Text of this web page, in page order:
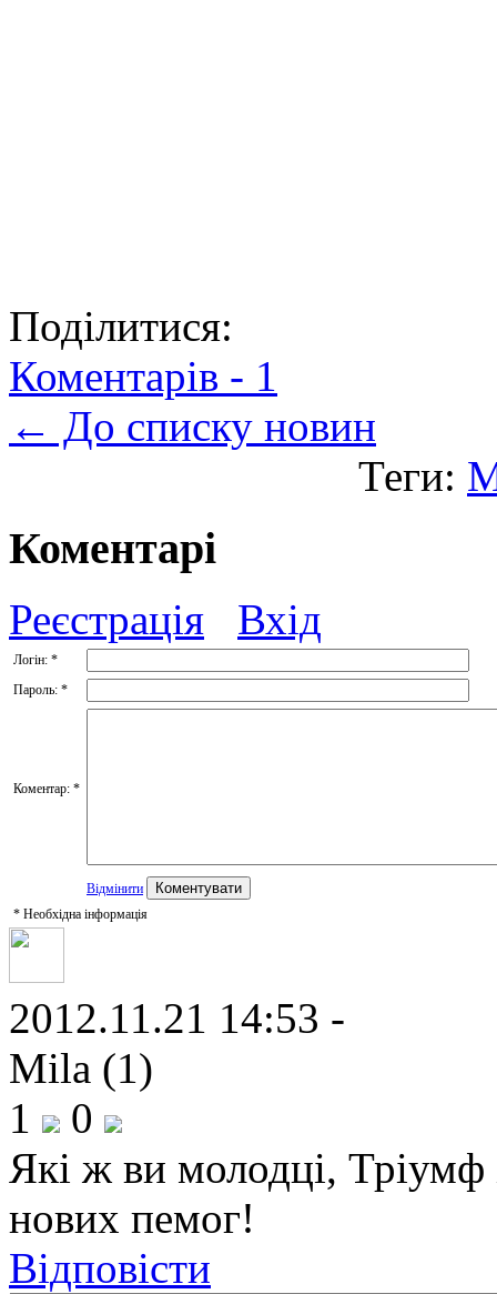
Поділитися:
Коментарів - 1
← До списку новин
Теги:
Коментарі
Реєстрація Вхід
Логін: *
Пароль: *
Коментар: *
Відмінити
* Необхідна інформація
2012.11.21 14:53 -
Mila (1)
1
0
Які ж ви молодці, Тріумф
нових пемог!
Відповісти